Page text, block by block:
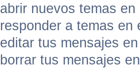
abrir nuevos temas
responder a temas en
editar tus mensajes
borrar tus mensajes